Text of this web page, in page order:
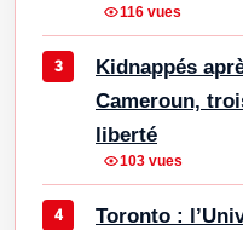
116 vues
Kidnappés
Cameroun,
liberté
103 vues
Toronto :